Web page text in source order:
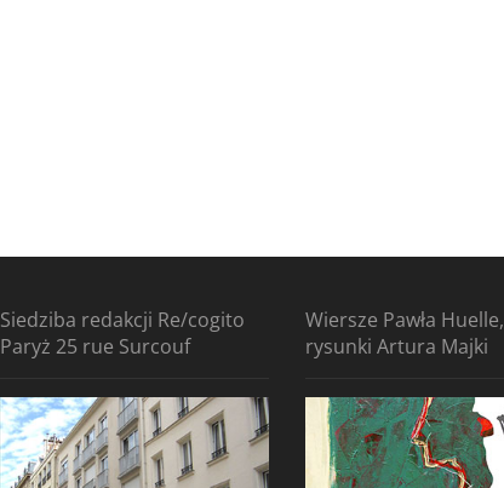
Siedziba redakcji Re/cogito
Paryż 25 rue Surcouf
Wiersze Pawła Huelle,
rysunki Artura Majki